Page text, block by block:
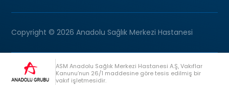
Copyright © 2026 Anadolu Sağlık Merkezi Hastanesi
ASM Anadolu Sağlık Merkezi Hastanesi A.Ş, Vakıflar
Kanunu’nun 26/1 maddesine göre tesis edilmiş bir
vakıf işletmesidir.